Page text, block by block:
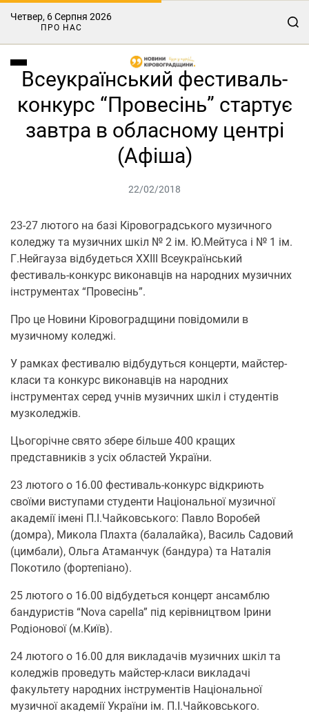
Четвер, 6 Серпня 2026
ПРО НАС
Всеукраїнський фестиваль-
конкурс “Провесінь” стартує
завтра в обласному центрі
(Афіша)
22/02/2018
23-27 лютого на базі Кіровоградського музичного
коледжу та музичних шкіл № 2 ім. Ю.Мейтуса і № 1 ім.
Г.Нейгауза відбудеться ХХІІІ Всеукраїнський
фестиваль-конкурс виконавців на народних музичних
інструментах “Провесінь”.
Про це Новини Кіровоградщини повідомили в
музичному коледжі.
У рамках фестивалю відбудуться концерти, майстер-
класи та конкурс виконавців на народних
інструментах серед учнів музичних шкіл і студентів
музколеджів.
Цьогорічне свято збере більше 400 кращих
представників з усіх областей України.
23 лютого о 16.00 фестиваль-конкурс відкриють
своїми виступами студенти Національної музичної
академії імені П.І.Чайковського: Павло Воробей
(домра), Микола Плахта (балалайка), Василь Садовий
(цимбали), Ольга Атаманчук (бандура) та Наталія
Покотило (фортепіано).
25 лютого о 16.00 відбудеться концерт ансамблю
бандуристів “Nova capella” під керівництвом Ірини
Родіонової (м.Київ).
24 лютого о 16.00 для викладачів музичних шкіл та
коледжів проведуть майстер-класи викладачі
факультету народних інструментів Національної
музичної академії України ім. П.І.Чайковського.